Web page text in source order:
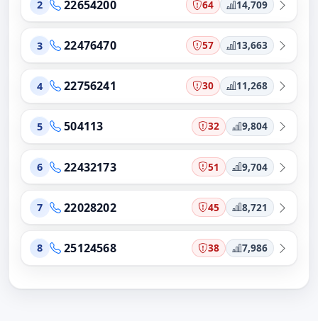
2 22654200 64 14,709
3 22476470 57 13,663
4 22756241 30 11,268
5 504113 32 9,804
6 22432173 51 9,704
7 22028202 45 8,721
8 25124568 38 7,986